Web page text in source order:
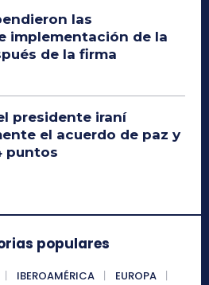
las
implementación de la
de la firma
presidente iraní
el acuerdo de paz y
puntos
populares
IBEROAMÉRICA
EUROPA